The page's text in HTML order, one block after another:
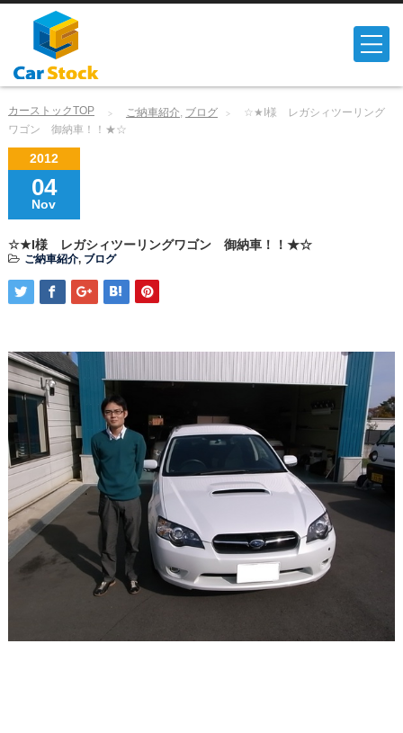
カーストックTOP ご納車紹介 ブログ
☆★I様 レガシィツーリング
ワゴン 御納車！！★☆
2012
04
Nov
☆★I様 レガシィツーリングワゴン 御納車！！★☆
ご納車紹介, ブログ